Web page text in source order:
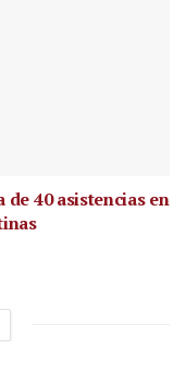
40 asistencias en